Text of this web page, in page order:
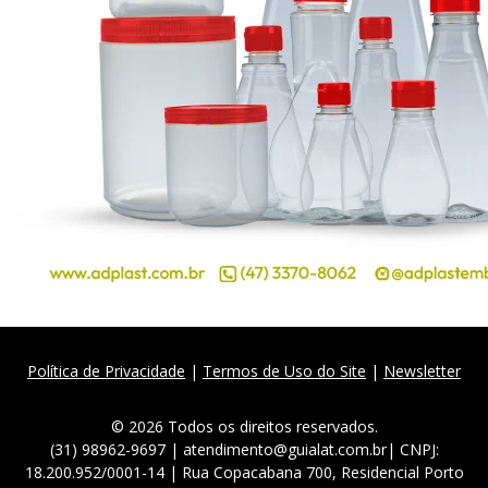
Política de Privacidade | Termos de Uso do Site | Newsletter
© 2026 Todos os direitos reservados.
(31) 98962-9697 | atendimento@guialat.com.br| CNPJ:
18.200.952/0001-14 | Rua Copacabana 700, Residencial Porto